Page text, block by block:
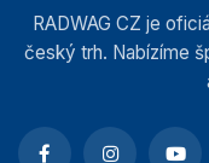
Závaží
RADWAG CZ je
český trh. Nabízíme